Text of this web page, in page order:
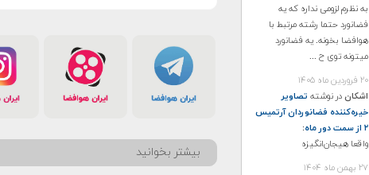
به نظرم لزومی نداره که یه
فضانورد حتما رشته مرتبط با
هوافضا بخونه. یه فضانورد
میتونه توی ح ...
۲۰ فروردین ماه ۱۴۰۵
اشکاندر نوشته تصاویر
خیره‌کننده فضانوردان آرتمیس
۲ از سمت دور ماه
:
واقعا هیجان‌انگیزه
۲۷ بهمن ماه ۱۴۰۴
بیشتر بخوانید